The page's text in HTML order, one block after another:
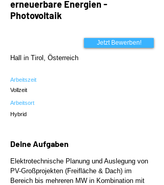
erneuerbare Energien -
Photovoltaik
Jetzt Bewerben!
Hall in Tirol, Österreich
Arbeitszeit
Vollzeit
Arbeitsort
Hybrid
Deine Aufgaben
Elektrotechnische Planung und Auslegung von
PV-Großprojekten (Freifläche & Dach) im
Bereich bis mehreren MW in Kombination mit